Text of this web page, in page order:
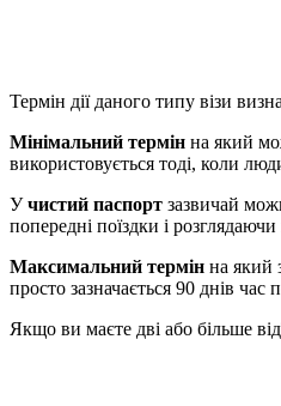
Термін дії даного типу візи
Мінімальний термін на який
використовується тоді, коли
Учистий паспорт зазвичай
попередні поїздки і
Максимальний термін на який
просто зазначається 90 днів час
Якщо ви маєте дві або більше